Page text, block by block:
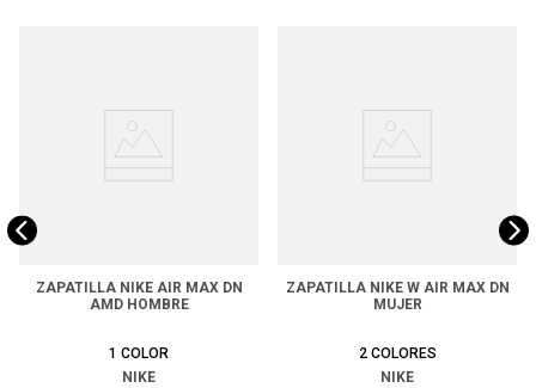
ZAPATILLA NIKE AIR MAX DN
AMD HOMBRE
1 COLOR
NIKE
ZAPATILLA NIKE W AIR MAX DN
MUJER
2 COLORES
NIKE